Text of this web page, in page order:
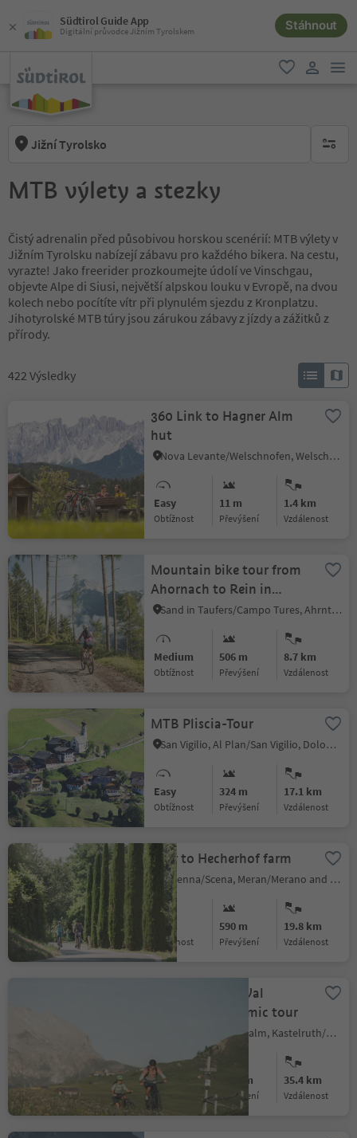
Südtirol Guide App
Digitální průvodce Jižním Tyrolskem Stáhnout
oblíbené
Jižní Tyrolsko brak
MTB výlety a stezky
Čistý adrenalin před působivou horskou scenérií: MTB výlety v
Jižním Tyrolsku nabízejí zábavu pro každého bikera. Na cestu,
vyrazte! Jako freerider prozkoumejte údolí ve Vinschgau,
objevte Alpe di Siusi, největší alpskou louku v Evropě, na dvou
kolech nebo pocítíte vítr při plynulém sjezdu z Kronplatzu.
Jihotyrolské MTB túry jsou zárukou zábavy z jízdy a zážitků z
přírody.
422 Výsledky
360 Link to Hagner Alm
hut
Nova Levante/Welschnofen, Welschnofen/Nova Levante, Dolomites Region Eggental
Easy
Obtížnost
11 m
Převýšení
1.4 km
vzdálenost
Mountain bike tour from
Ahornach to Rein in
Taufers
Sand in Taufers/Campo Tures, Ahrntal/Valle Aurina
Medium
Obtížnost
506 m
Převýšení
8.7 km
vzdálenost
MTB Pliscia-Tour
San Vigilio, Al Plan/San Vigilio, Dolomites Region Kronplatz/Plan de Corones
Easy
Obtížnost
324 m
Převýšení
17.1 km
vzdálenost
Tour to Hecherhof farm
Schenna/Scena, Meran/Merano and environs
Easy
Obtížnost
590 m
Převýšení
19.8 km
vzdálenost
213 Seiser Alm/Val
Gardena panoramic tour
Alpe di Siusi/Seiseralm, Kastelruth/Castelrotto, Dolomites Region Seiser Alm
Medium 1970 m
Převýšení
35.4 km
vzdálenost